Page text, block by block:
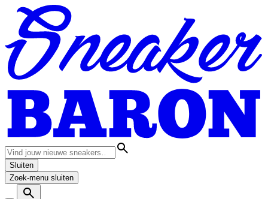
Sluiten
Zoek-menu sluiten